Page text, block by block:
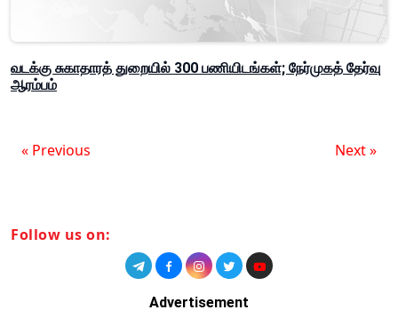
வடக்கு சுகாதாரத் துறையில் 300 பணியிடங்கள்; நேர்முகத் தேர்வு
ஆரம்பம்
« Previous Next »
Follow us on:
Advertisement